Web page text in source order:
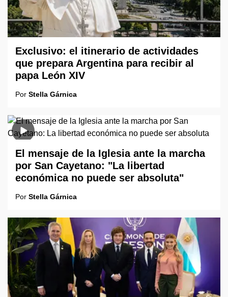
Exclusivo: el itinerario de actividades
que prepara Argentina para recibir al
papa León XIV
Por Stella Gárnica
El mensaje de la Iglesia ante la marcha
por San Cayetano: "La libertad
económica no puede ser absoluta"
Por Stella Gárnica